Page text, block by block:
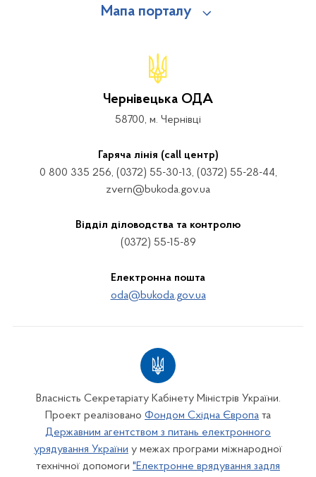
Мапа порталу
Чернівецька ОДА
58700, м. Чернівці
Гаряча лінія (call центр)
0 800 335 256, (0372) 55-30-13, (0372) 55-28-44,
zvern@bukoda.gov.ua
Відділ діловодства та контролю
(0372) 55-15-89
Електронна пошта
oda@bukoda.gov.ua
Власність Секретаріату Кабінету Міністрів України.
Проект реалізовано Фондом Східна Європа та
Державним агентством з питань електронного
урядування України у межах програми міжнародної
технічної допомоги "Електронне врядування задля